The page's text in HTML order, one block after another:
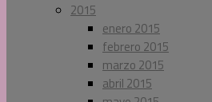
2015
enero 2015
febrero 2015
marzo 2015
abril 2015